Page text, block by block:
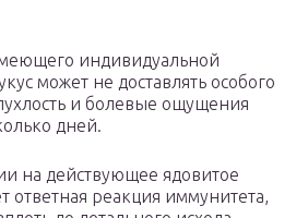
индивидуальной
может не доставлять особого
и болевые ощущения
дней.
на действующее ядовитое
ответная реакция иммунитета,